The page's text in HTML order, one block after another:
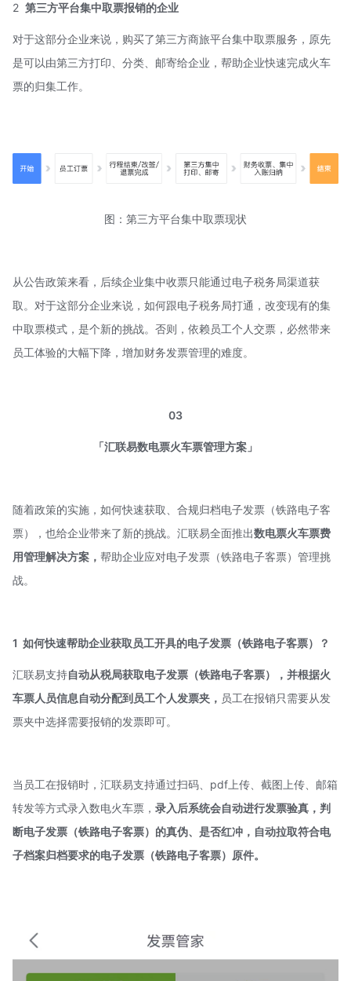
2 第三方平台集中取票报销的企业
对于这部分企业来说，购买了第三方商旅平台集中取票服务，原先
是可以由第三方打印、分类、邮寄给企业，帮助企业快速完成火车
票的归集工作。
图：第三方平台集中取票现状
从公告政策来看，后续企业集中收票只能通过电子税务局渠道获
取。对于这部分企业来说，如何跟电子税务局打通，改变现有的集
中取票模式，是个新的挑战。否则，依赖员工个人交票，必然带来
员工体验的大幅下降，增加财务发票管理的难度。
03
「汇联易数电票火车票管理方案」
随着政策的实施，如何快速获取、合规归档电子发票（铁路电子客
票），也给企业带来了新的挑战。汇联易全面推出数电票火车票费
用管理解决方案， 帮助企业应对电子发票（铁路电子客票）管理挑
战。
1 如何快速帮助企业获取员工开具的电子发票（铁路电子客票）？
汇联易支持自动从税局获取电子发票（铁路电子客票），并根据火
车票人员信息自动分配到员工个人发票夹， 员工在报销只需要从发
票夹中选择需要报销的发票即可。
当员工在报销时，汇联易支持通过扫码、pdf上传、截图上传、邮箱
转发等方式录入数电火车票， 录入后系统会自动进行发票验真，判
断电子发票（铁路电子客票）的真伪、是否红冲，自动拉取符合电
子档案归档要求的电子发票（铁路电子客票）原件。